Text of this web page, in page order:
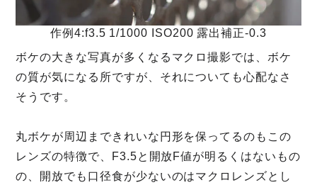
作例4:f3.5 1/1000 ISO200 露出補正-0.3
ボケの大きな写真が多くなるマクロ撮影では、ボケ
の質が気になる所ですが、それについても心配なさ
そうです。
丸ボケが周辺まできれいな円形を保ってるのもこの
レンズの特徴で、F3.5と開放F値が明るくはないもの
の、開放でも口径食が少ないのはマクロレンズとし